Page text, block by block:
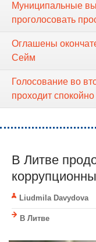
Муниципальные
проголосовать
Оглашены
Сейм
Голосование во
проходит спокойно
В Литве
Liudmila Davydova
В Литве